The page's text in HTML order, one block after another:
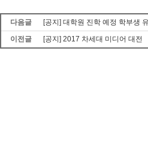
다음글
[공지] 대학원 진학 예정 학부생
이전글
[공지] 2017 차세대 미디어 대전